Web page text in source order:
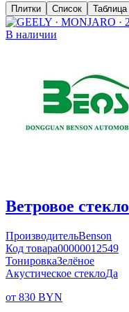
Плитки Список Таблица
В наличии
Ветровое стекло
ПроизводительBenson
Код товара00000012549
ТонировкаЗелёное
Акустическое стеклоДа
от 830 BYN